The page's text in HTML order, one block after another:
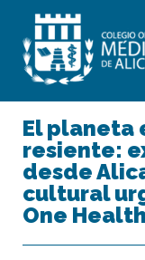
El planeta
resiente:
desde
cultural
One Health